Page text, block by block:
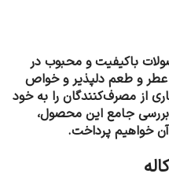
باکیفیت و محبوب در
عطر و طعم دلپذیر و خواص
از مصرف‌کنندگان را به خود
جامع این محصول،
آن خواهیم پرداخت.